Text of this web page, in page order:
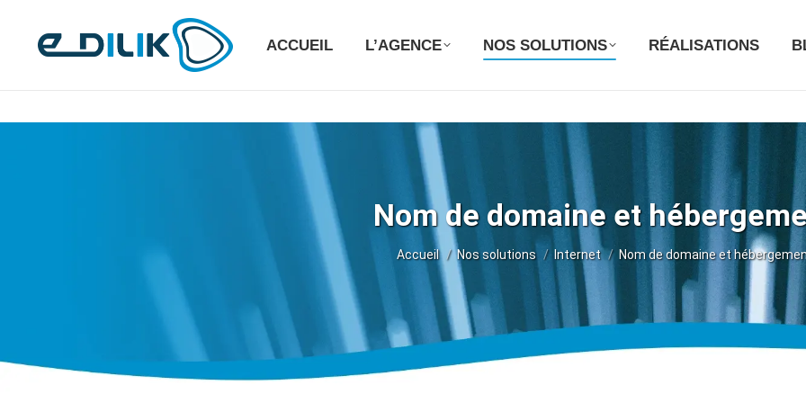
ACCUEIL L’AGENCE NOS SOLUTIONS RÉALISATIONS
Nom de domaine et
Vous êtes ici :
Accueil Nos solutions Internet Nom de domaine et